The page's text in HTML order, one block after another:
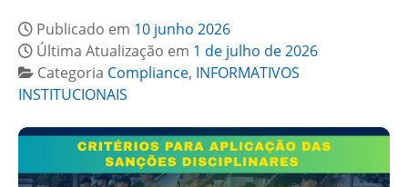
Publicado em 10 junho 2026
Última Atualização em 1 de julho de 2026
Categoria Compliance, INFORMATIVOS
INSTITUCIONAIS